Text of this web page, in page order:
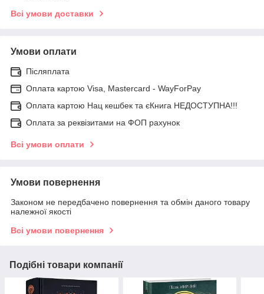
Всі умови доставки
Умови оплати
Післяплата
Оплата картою Visa, Mastercard - WayForPay
Оплата картою Нац кешбек та єКнига НЕДОСТУПНА!!!
Оплата за реквізитами на ФОП рахунок
Всі умови оплати
Умови повернення
Законом не передбачено повернення та обмін даного товару
належної якості
Всі умови повернення
Подібні товари компанії